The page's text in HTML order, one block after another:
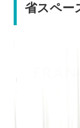
省スペー